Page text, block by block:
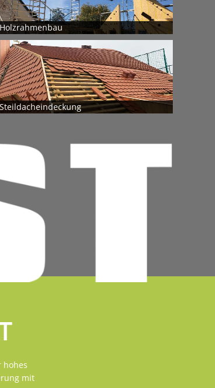
Holzrahmenbau
Steildacheindeckung
hohes
mit